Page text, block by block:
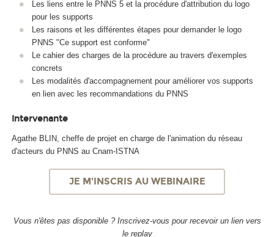
Les liens entre le PNNS 5 et la procédure d'attribution du logo
pour les supports
Les raisons et les différentes étapes pour demander le logo
PNNS "Ce support est conforme"
Le cahier des charges de la procédure au travers d'exemples
concrets
Les modalités d'accompagnement pour améliorer vos supports
en lien avec les recommandations du PNNS
Intervenante
Agathe BLIN, cheffe de projet en charge de l'animation du réseau
d'acteurs du PNNS au Cnam-ISTNA
JE M'INSCRIS AU WEBINAIRE
Vous n'êtes pas disponible ? Inscrivez-vous pour recevoir un lien vers
le replay